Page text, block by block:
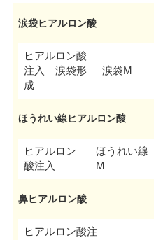
涙袋ヒアルロン酸
ヒアルロン酸
注入 涙袋形
成
涙袋M
ほうれい線ヒアルロン酸
ヒアルロン
酸注入
ほうれい線
M
鼻ヒアルロン酸
ヒアルロン酸注